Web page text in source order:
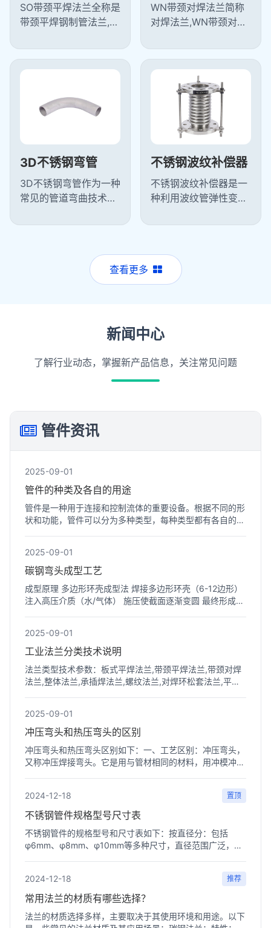
SO带颈平焊法兰全称是
带颈平焊钢制管法兰,是
兰内通过角焊缝与设备
WN带颈对焊法兰简称
对焊法兰,WN带颈对焊
管过渡的并与管子对焊
易变形密封好...
3D不锈钢弯管
3D不锈钢弯管作为一种
常见的管道弯曲技术，
渡，减少了流体在管道
不锈钢波纹补偿器
不锈钢波纹补偿器是一
种利用波纹管弹性变形
等原因产生位移的装
主要功能是吸...
查看更多
新闻中心
了解行业动态，掌握新产品信息，关注常见问题
管件资讯
2025-09-01
管件的种类及各自的用途
管件是一种用于连接和控制流体的重要设备。根据不同的形
状和功能，管件可以分为多种类型，每种类型都有各自的用
2025-09-01
碳钢弯头成型工艺
成型原理 多边形环壳成型法 焊接多边形环壳（6-12边形）
注入高压介质（水/气体） 施压使截面逐渐变圆 最终形成标
2025-09-01
工业法兰分类技术说明
法兰类型技术参数：板式平焊法兰,带颈平焊法兰,带颈对焊
法兰,整体法兰,承插焊法兰,螺纹法兰,对焊环松套法兰,平焊
2025-09-01
冲压弯头和热压弯头的区别
冲压弯头和热压弯头区别如下：一、工艺区别：冲压弯头，
又称冲压焊接弯头。它是用与管材相同的材料，用冲模冲压
2024-12-18 置顶
不锈钢管件规格型号尺寸表
不锈钢管件的规格型号和尺寸表如下：‌按直径分‌：包括
φ6mm、φ8mm、φ10mm等多种尺寸，直径范围广泛，适
2024-12-18 推荐
常用法兰的材质有哪些选择？
法兰的材质选择多样，主要取决于其使用环境和用途。以下